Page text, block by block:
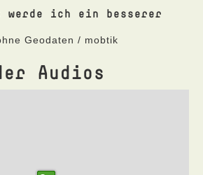
ich ein besserer
Geodaten / mobtik
Audios